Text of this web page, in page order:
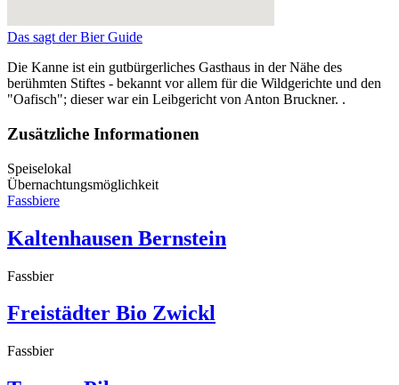
Das sagt der Bier Guide
Die Kanne ist ein gutbürgerliches Gasthaus in der Nähe des
berühmten Stiftes - bekannt vor allem für die Wildgerichte und den
"Oafisch"; dieser war ein Leibgericht von Anton Bruckner. .
Zusätzliche Informationen
Speiselokal
Übernachtungsmöglichkeit
Fassbiere
Kaltenhausen Bernstein
Fassbier
Freistädter Bio Zwickl
Fassbier